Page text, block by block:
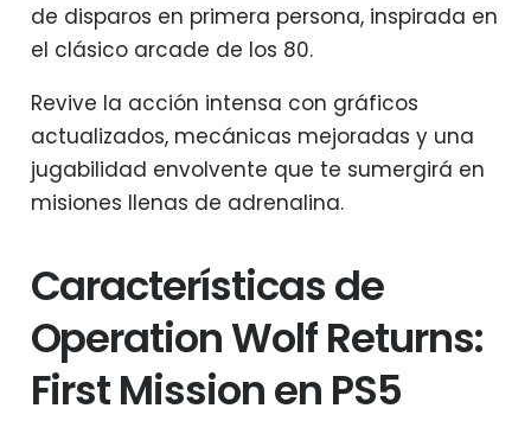
de disparos en primera persona, inspirada en
el clásico arcade de los 80.
Revive la acción intensa con gráficos
actualizados, mecánicas mejoradas y una
jugabilidad envolvente que te sumergirá en
misiones llenas de adrenalina.
Características de
Operation Wolf Returns:
First Mission en PS5